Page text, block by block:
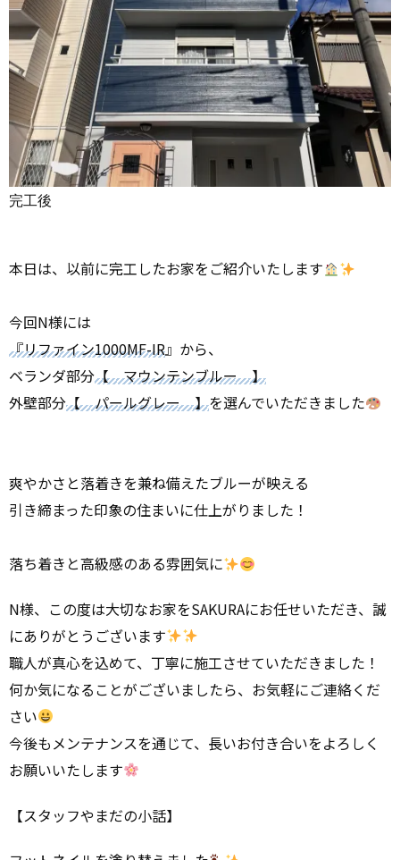
完工後
本日は、以前に完工したお家をご紹介いたします
今回N様には
『リファイン1000MF-IR』から、
ベランダ部分【 マウンテンブルー 】
外壁部分【 パールグレー 】を選んでいただきました
爽やかさと落着きを兼ね備えたブルーが映える
引き締まった印象の住まいに仕上がりました！
落ち着きと高級感のある雰囲気に
N様、この度は大切なお家をSAKURAにお任せいただき、誠
にありがとうございます
職人が真心を込めて、丁寧に施工させていただきました！
何か気になることがございましたら、お気軽にご連絡くだ
さい
今後もメンテナンスを通じて、長いお付き合いをよろしく
お願いいたします
【スタッフやまだの小話】